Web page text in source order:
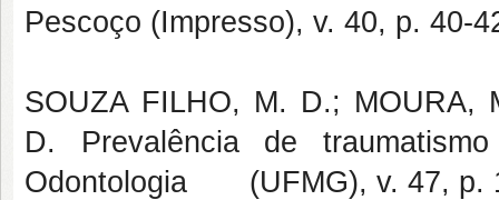
Pescoço (Impresso), v. 40, p. 40-
SOUZA FILHO, M. D.;
D. Prevalência de
Odontologia (UFMG), v. 47, p.